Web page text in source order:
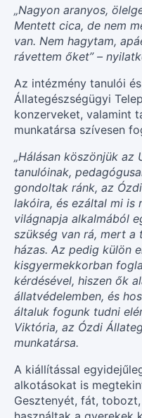
„Nagyon aranyos,
Mentett cica, de nem
van. Nem hagytam,
rávettem őket” –
Az intézmény tanulói
Állategészségügyi
konzerveket, valamint
munkatársa szívesen
„Hálásan köszönjük az
tanulóinak,
gondoltak ránk, az
lakóira, és ezáltal mi is
világnapja alkalmából
szükség van rá, mert
házas. Az pedig külön
kisgyermekkorban
kérdésével, hiszen ők
állatvédelemben, és
általuk fogunk tudni
Viktória, az Ózdi
munkatársa.
A kiállítással
alkotásokat is
Gesztenyét, fát,